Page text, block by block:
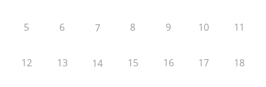
5 6 7 8 9 10 11
12 13 14 15 16 17 18